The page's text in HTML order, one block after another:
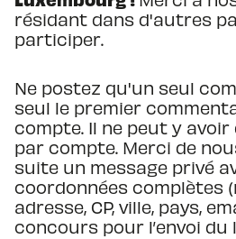
résidant dans d'autres
participer.
Ne postez qu'un seul
seul le premier
compte. Il ne peut y avoir
par compte. Merci de
suite un message privé
coordonnées complètes
adresse, CP, ville, pays,
concours pour l’envoi du